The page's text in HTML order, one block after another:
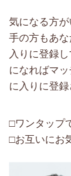
気になる方
手の方もあ
入りに登録
になればマ
に入りに登
□ワンタップ
□お互いにお